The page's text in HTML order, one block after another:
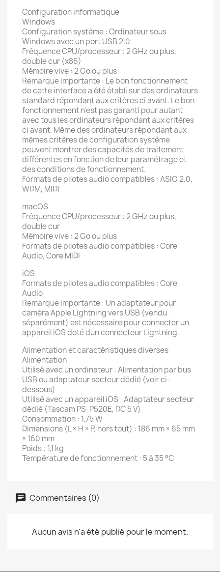
Configuration informatique
Windows
Configuration système : Ordinateur sous
Windows avec un port USB 2.0
Fréquence CPU/processeur : 2 GHz ou plus,
double cur (x86)
Mémoire vive : 2 Go ou plus
Remarque importante : Le bon fonctionnement
de cette interface a été établi sur des ordinateurs
standard répondant aux critères ci avant. Le bon
fonctionnement n'est pas garanti pour autant
avec tous les ordinateurs répondant aux critères
ci avant. Même des ordinateurs répondant aux
mêmes critères de configuration système
peuvent montrer des capacités de traitement
différentes en fonction de leur paramétrage et
des conditions de fonctionnement.
Formats de pilotes audio compatibles : ASIO 2.0,
WDM, MIDI
macOS
Fréquence CPU/processeur : 2 GHz ou plus,
double cur
Mémoire vive : 2 Go ou plus
Formats de pilotes audio compatibles : Core
Audio, Core MIDI
iOS
Formats de pilotes audio compatibles : Core
Audio
Remarque importante : Un adaptateur pour
caméra Apple Lightning vers USB (vendu
séparément) est nécessaire pour connecter un
appareil iOS doté dun connecteur Lightning.
Alimentation et caractéristiques diverses
Alimentation
Utilisé avec un ordinateur : Alimentation par bus
USB ou adaptateur secteur dédié (voir ci-
dessous)
Utilisé avec un appareil iOS : Adaptateur secteur
dédié (Tascam PS-P520E, DC 5 V)
Consommation : 1,75 W
Dimensions (L × H × P, hors tout) : 186 mm × 65 mm
× 160 mm
Poids : 1,1 kg
Température de fonctionnement : 5 à 35 °C
Commentaires (0)
Aucun avis n'a été publié pour le moment.